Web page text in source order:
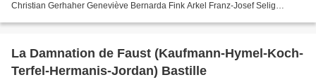
Christian Gerhaher Geneviève Bernarda Fink Arkel Franz-Josef Selig
La Damnation de Faust (Kaufmann-Hymel-Koch-
Terfel-Hermanis-Jordan) Bastille